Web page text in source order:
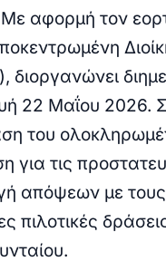
αφορμή τον
22 Μαΐου 2026.
του
για τις
απόψεων με τους
πιλοτικές